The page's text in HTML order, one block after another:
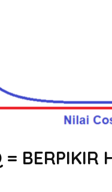
= BERPIKIR